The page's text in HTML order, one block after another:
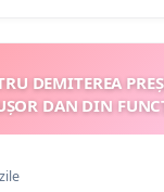
DEMITEREA
DAN DIN